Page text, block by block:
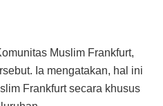
Muslim Frankfurt,
Ia mengatakan, hal ini
Frankfurt secara khusus